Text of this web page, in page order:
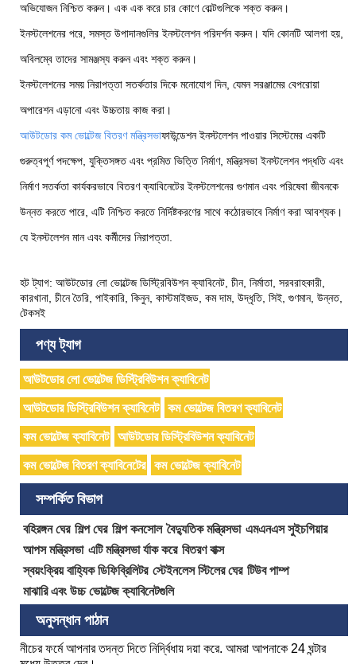
অভিযোজন নিশ্চিত করুন। এক এক করে চার কোণে বোল্টগুলিকে শক্ত করুন।
ইনস্টলেশনের পরে, সমস্ত উপাদানগুলির ইনস্টলেশন পরিদর্শন করুন। যদি কোনটি আলগা হয়,
অবিলম্বে তাদের সামঞ্জস্য করুন এবং শক্ত করুন।
ইনস্টলেশনের সময় নিরাপত্তা সতর্কতার দিকে মনোযোগ দিন, যেমন সরঞ্জামের বেপরোয়া
অপারেশন এড়ানো এবং উচ্চতায় কাজ করা।
আউটডোর কম ভোল্টেজ বিতরণ মন্ত্রিসভাফাউন্ডেশন ইনস্টলেশন পাওয়ার সিস্টেমের একটি
গুরুত্বপূর্ণ পদক্ষেপ, যুক্তিসঙ্গত এবং প্রমিত ভিত্তি নির্মাণ, মন্ত্রিসভা ইনস্টলেশন পদ্ধতি এবং
নির্মাণ সতর্কতা কার্যকরভাবে বিতরণ ক্যাবিনেটের ইনস্টলেশনের গুণমান এবং পরিষেবা জীবনকে
উন্নত করতে পারে, এটি নিশ্চিত করতে নির্দিষ্টকরণের সাথে কঠোরভাবে নির্মাণ করা আবশ্যক।
যে ইনস্টলেশন মান এবং কর্মীদের নিরাপত্তা.
হট ট্যাগ: আউটডোর লো ভোল্টেজ ডিস্ট্রিবিউশন ক্যাবিনেট, চীন, নির্মাতা, সরবরাহকারী,
কারখানা, চীনে তৈরি, পাইকারি, কিনুন, কাস্টমাইজড, কম দাম, উদ্ধৃতি, সিই, গুণমান, উন্নত,
টেকসই
পণ্য ট্যাগ
আউটডোর লো ভোল্টেজ ডিস্ট্রিবিউশন ক্যাবিনেট
আউটডোর ডিস্ট্রিবিউশন ক্যাবিনেট কম ভোল্টেজ বিতরণ ক্যাবিনেট
কম ভোল্টেজ ক্যাবিনেট আউটডোর ডিস্ট্রিবিউশন ক্যাবিনেট
কম ভোল্টেজ বিতরণ ক্যাবিনেটের কম ভোল্টেজ ক্যাবিনেট
সম্পর্কিত বিভাগ
বহিরঙ্গন ঘের শিল্প ঘের শিল্প কনসোল বৈদ্যুতিক মন্ত্রিসভা এমএনএস সুইচগিয়ার
আপস মন্ত্রিসভা এটি মন্ত্রিসভা র্যাক করে বিতরণ বাক্স
স্বয়ংক্রিয় বাহ্যিক ডিফিব্রিলিটর স্টেইনলেস স্টিলের ঘের টিউব পাম্প
মাঝারি এবং উচ্চ ভোল্টেজ ক্যাবিনেটগুলি
অনুসন্ধান পাঠান
নীচের ফর্মে আপনার তদন্ত দিতে নির্দ্বিধায় দয়া করে. আমরা আপনাকে 24 ঘন্টার